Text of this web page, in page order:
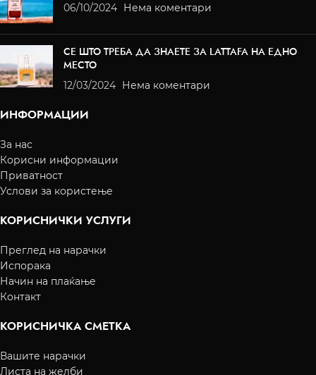
06/10/2024 Нема коментари
СЕ ШТО ТРЕБА ДА ЗНАЕТЕ ЗА LATTAFA НА ЕДНО
МЕСТО
12/03/2024 Нема коментари
ИНФОРМАЦИИ
За нас
Корисни информации
Приватност
Услови за користење
КОРИСНИЧКИ УСЛУГИ
Преглед на нарачки
Испорака
Начин на плаќање
Контакт
КОРИСНИЧКА СМЕТКА
Вашите нарачки
Листа на желби